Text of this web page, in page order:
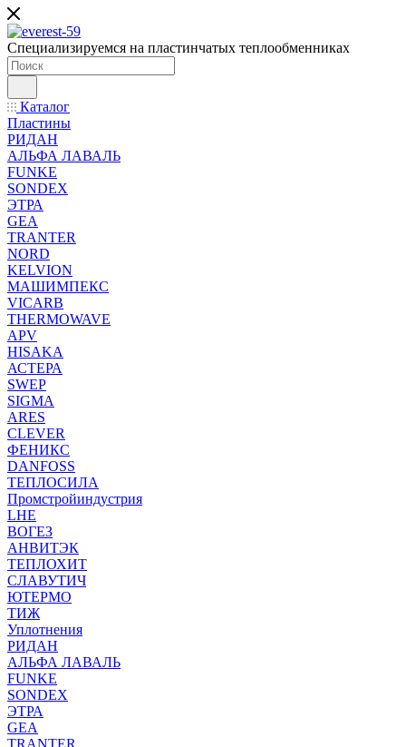
Специализируемся на пластинчатых теплообменниках
Каталог
Пластины
РИДАН
АЛЬФА ЛАВАЛЬ
FUNKE
SONDEX
ЭТРА
GEA
TRANTER
NORD
KELVION
МАШИМПЕКС
VICARB
THERMOWAVE
APV
HISAKA
АСТЕРА
SWEP
SIGMA
ARES
CLEVER
ФЕНИКС
DANFOSS
ТЕПЛОСИЛА
Промстройиндустрия
LHE
ВОГЕЗ
АНВИТЭК
ТЕПЛОХИТ
СЛАВУТИЧ
ЮТЕРМО
ТИЖ
Уплотнения
РИДАН
АЛЬФА ЛАВАЛЬ
FUNKE
SONDEX
ЭТРА
GEA
TRANTER